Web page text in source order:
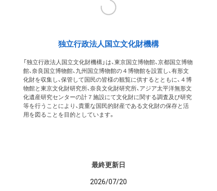
独立行政法人国立文化財機構
「独立行政法人国立文化財機構」は、東京国立博物館、京都国立博物
館、奈良国立博物館、九州国立博物館の４博物館を設置し、有形文
化財を収集し、保管して国民の皆様の観覧に供するとともに、４博
物館と東京文化財研究所、奈良文化財研究所、アジア太平洋無形文
化遺産研究センターの計７施設にて文化財に関する調査及び研究
等を行うことにより、貴重な国民的財産である文化財の保存と活
用を図ることを目的としています。
最終更新日
2026/07/20